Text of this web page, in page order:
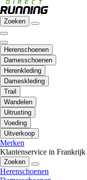
Zoeken
Herenschoenen
Damesschoenen
Herenkleding
Dameskleding
Trail
Wandelen
Uitrusting
Voeding
Uitverkoop
Merken
Klantenservice in Frankrijk
Zoeken
Herenschoenen